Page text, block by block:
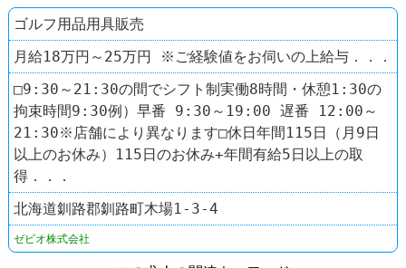
ゴルフ用品用具販売
月給18万円～25万円 ※ご経験値をお伺いの上給与．．．
□9:30～21:30の間でシフト制実働8時間・休憩1:30の
拘束時間9:30例）早番 9:30～19:00 遅番 12:00～
21:30※店舗により異なります□休日年間115日（月9日
以上のお休み）115日のお休み+年間有給5日以上の取
得．．．
北海道釧路郡釧路町木場1-3-4
ゼビオ株式会社